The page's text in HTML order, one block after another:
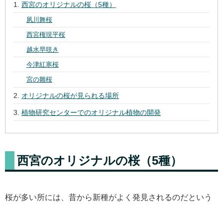
西宮のオリジナルの桜（5種）
夙川舞桜
西宮権現平桜
越水早咲き
今津紅寒桜
宮の雛桜
オリジナルの桜が見られる場所
植物研究センターでのオリジナル植物の開発
西宮のオリジナルの桜（5種）
桜が多い所には、昔から新種がよく発見されるのだという